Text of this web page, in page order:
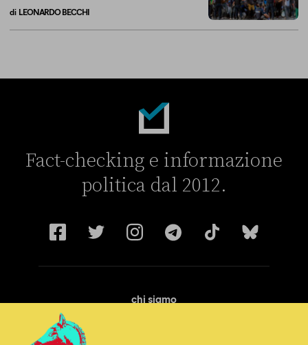
di LEONARDO BECCHI
Fact-checking e informazione
politica dal 2012.
chi siamo